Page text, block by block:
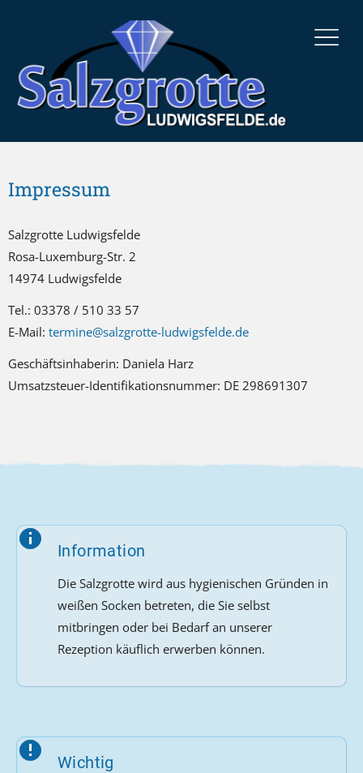
Impressum
Salzgrotte Ludwigsfelde
Rosa-Luxemburg-Str. 2
14974 Ludwigsfelde
Tel.: 03378 / 510 33 57
E-Mail: termine@salzgrotte-ludwigsfelde.de
Geschäftsinhaberin: Daniela Harz
Umsatzsteuer-Identifikationsnummer: DE 298691307
Information
Die Salzgrotte wird aus hygienischen Gründen in
weißen Socken betreten, die Sie selbst
mitbringen oder bei Bedarf an unserer
Rezeption käuflich erwerben können.
Wichtig